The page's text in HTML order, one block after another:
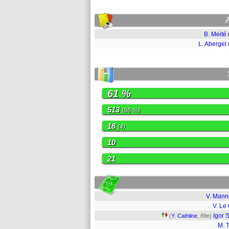
B. Meité
L. Abergel
61 %
513(86 %)
18(4)
10
21
V.
V. Le
(Y. Cathline , 89e) Igor
M.